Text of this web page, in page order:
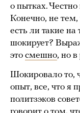
о пытках.
Конечно, не
есть ли такие на
шокирует?
это смешно, но
Шокировало то,
опыт, все, что я
политзэков